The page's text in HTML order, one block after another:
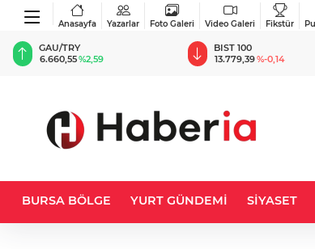
Anasayfa Yazarlar Foto Galeri Video Galeri Fikstür
BIST 100
13.779,39%-0,14
USD
47,6787%0,18
BURSA BÖLGE YURT GÜNDEMİ SİYASET